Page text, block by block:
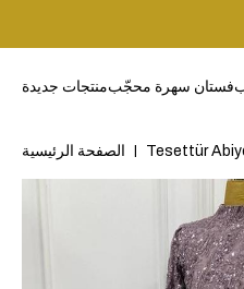
منتجات جديدةفستان سهرة محجّب
الصفحة الرئيسية Tesettür